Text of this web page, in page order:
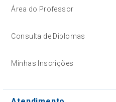
Área do Professor
Consulta de Diplomas
Minhas Inscrições